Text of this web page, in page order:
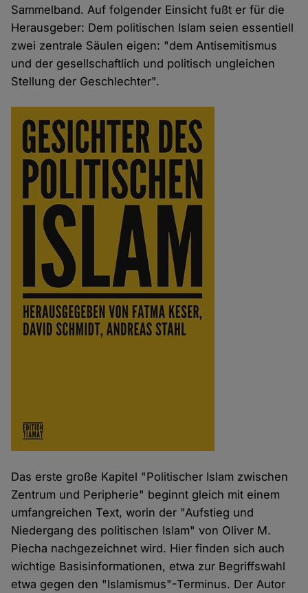
Sammelband. Auf folgender Einsicht fußt er für die
Herausgeber: Dem politischen Islam seien essentiell
zwei zentrale Säulen eigen: "dem Antisemitismus
und der gesellschaftlich und politisch ungleichen
Stellung der Geschlechter".
Das erste große Kapitel "Politischer Islam zwischen
Zentrum und Peripherie" beginnt gleich mit einem
umfangreichen Text, worin der "Aufstieg und
Niedergang des politischen Islam" von Oliver M.
Piecha nachgezeichnet wird. Hier finden sich auch
wichtige Basisinformationen, etwa zur Begriffswahl
etwa gegen den "Islamismus"-Terminus. Der Autor